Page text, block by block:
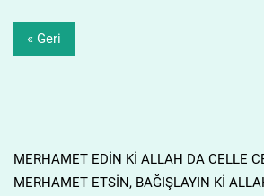
« Geri
MERHAMET EDİN Kİ ALLAH DA CELLE
MERHAMET ETSİN, BAĞIŞLAYIN Kİ